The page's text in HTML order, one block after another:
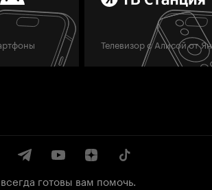
Телевизор с Алисой от
готовы вам помочь.